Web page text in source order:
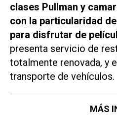
clases Pullman y
con la particularidad
para disfrutar de
presenta servicio de
totalmente renovada, y
transporte de vehículos.
MÁS